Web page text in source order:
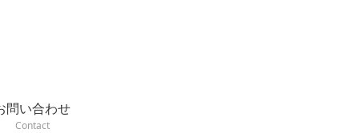
問い合わせ
Contact